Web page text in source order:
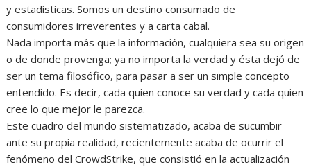
y estadísticas. Somos un destino consumado de
consumidores irreverentes y a carta cabal.
Nada importa más que la información, cualquiera sea su origen
o de donde provenga; ya no importa la verdad y ésta dejó de
ser un tema filosófico, para pasar a ser un simple concepto
entendido. Es decir, cada quien conoce su verdad y cada quien
cree lo que mejor le parezca.
Este cuadro del mundo sistematizado, acaba de sucumbir
ante su propia realidad, recientemente acaba de ocurrir el
fenómeno del CrowdStrike, que consistió en la actualización